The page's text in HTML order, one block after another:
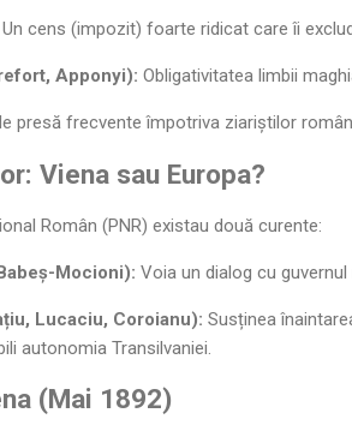
Un cens (impozit) foarte ridicat care îi
Apponyi): Obligativitatea limbii
presă frecvente împotriva ziariștilor
Viena sau Europa?
Român (PNR) existau două curente:
Mocioni): Voia un dialog cu
Lucaciu, Coroianu): Susținea
autonomia Transilvaniei.
(Mai 1892)